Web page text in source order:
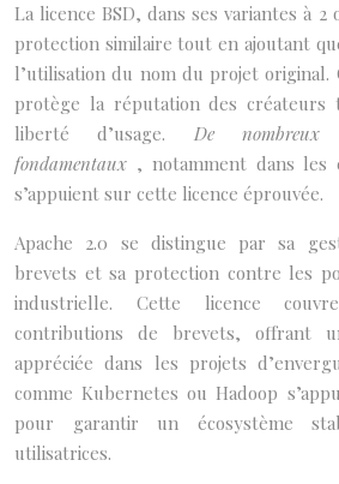
La licence BSD, dans ses variantes à
protection similaire tout en ajoutant
l’utilisation du nom du projet original.
protège la réputation des
liberté d’usage. De nombreux
fondamentaux , notamment dans les
s’appuient sur cette licence éprouvée.
Apache 2.0 se distingue par sa
brevets et sa protection contre les
industrielle. Cette licence
contributions de brevets, offrant
appréciée dans les projets
comme Kubernetes ou Hadoop
pour garantir un écosystème
utilisatrices.